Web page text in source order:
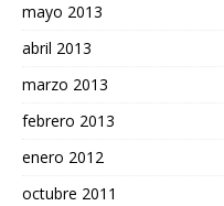
mayo 2013
abril 2013
marzo 2013
febrero 2013
enero 2012
octubre 2011